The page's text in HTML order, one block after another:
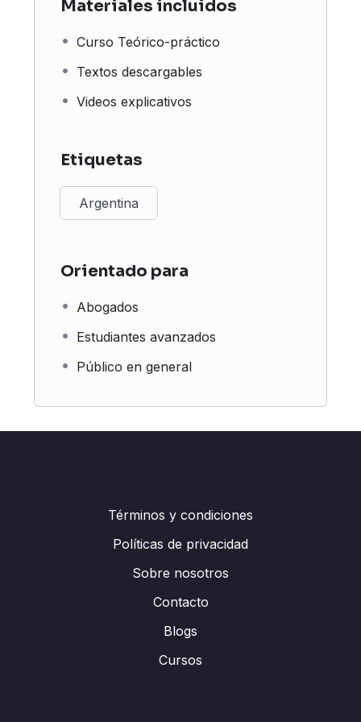
Materiales incluidos
Curso Teórico-práctico
Textos descargables
Videos explicativos
Etiquetas
Argentina
Orientado para
Abogados
Estudiantes avanzados
Público en general
Términos y condiciones
Políticas de privacidad
Sobre nosotros
Contacto
Blogs
Cursos